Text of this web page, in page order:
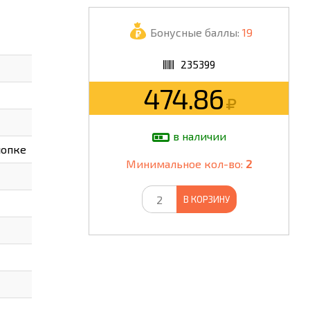
ШКОЛА
Бонусные баллы: 19
235399
474.86
в наличии
Минимальное кол-во: 2
В КОРЗИНУ